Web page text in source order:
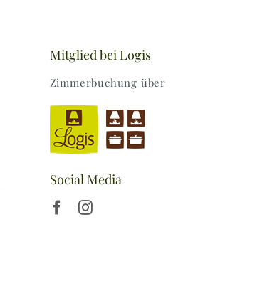
Mitglied bei Logis
Zimmerbuchung über
Social Media